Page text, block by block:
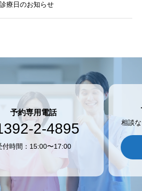
療日のお知らせ
予約専用電話
2-4895
付時間：15:00〜17:00
相談